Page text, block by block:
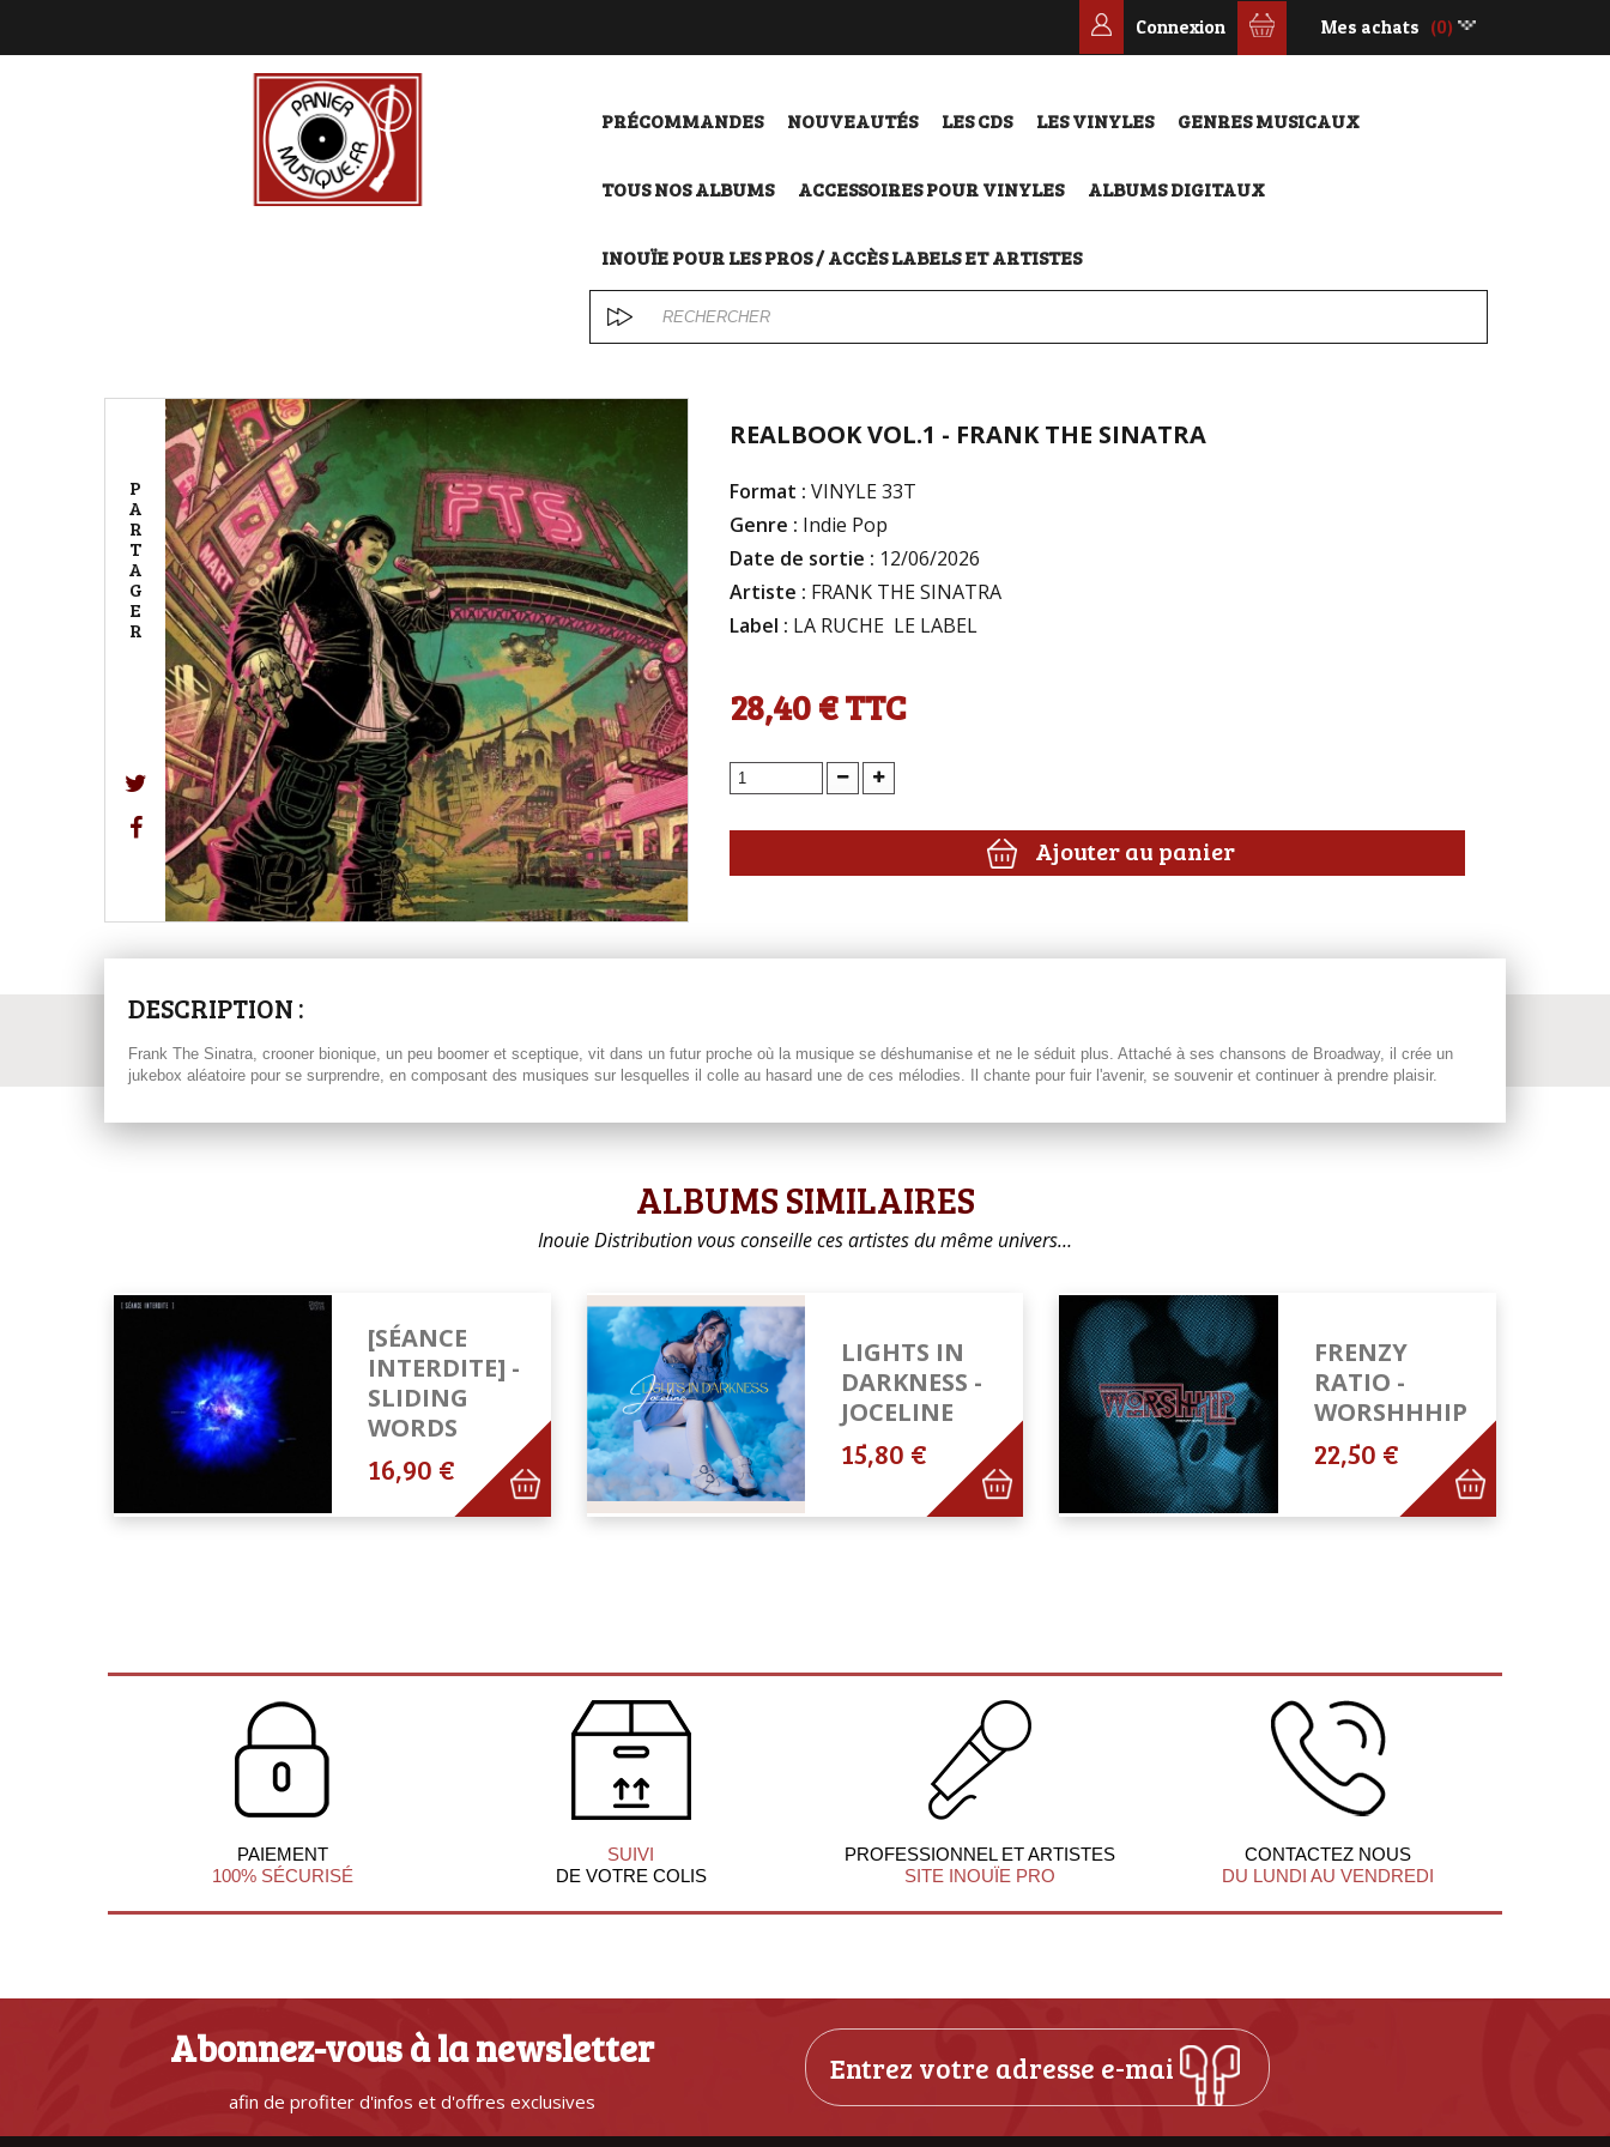
Mes achats (0)
Connexion
PRÉCOMMANDES NOUVEAUTÉS LES CDS LES VINYLES GENRES MUSICAUX
TOUS NOS ALBUMS ACCESSOIRES POUR VINYLES ALBUMS DIGITAUX
INOUÏE POUR LES PROS / ACCÈS LABELS ET ARTISTES
P
A
R
T
A
G
E
R
REALBOOK VOL.1 - FRANK THE SINATRA
Format : VINYLE 33T
Genre : Indie Pop
Date de sortie : 12/06/2026
Artiste : FRANK THE SINATRA
Label : LA RUCHE  LE LABEL
28,40 €TTC
Ajouter au panier
DESCRIPTION :
Frank The Sinatra, crooner bionique, un peu boomer et sceptique, vit dans un futur proche où la musique se déshumanise et ne le séduit plus. Attaché à ses chansons de Broadway, il crée un
jukebox aléatoire pour se surprendre, en composant des musiques sur lesquelles il colle au hasard une de ces mélodies. Il chante pour fuir l'avenir, se souvenir et continuer à prendre plaisir.
ALBUMS SIMILAIRES
Inouie Distribution vous conseille ces artistes du même univers…
[SÉANCE
INTERDITE] -
SLIDING
WORDS
16,90 €
LIGHTS IN
DARKNESS -
JOCELINE
15,80 €
FRENZY
RATIO -
WORSHHHIP
22,50 €
PAIEMENT
100% SÉCURISÉ
SUIVI
DE VOTRE COLIS
PROFESSIONNEL ET ARTISTES
SITE INOUÏE PRO
CONTACTEZ NOUS
DU LUNDI AU VENDREDI
Abonnez-vous à la newsletter
afin de profiter d'infos et d'offres exclusives